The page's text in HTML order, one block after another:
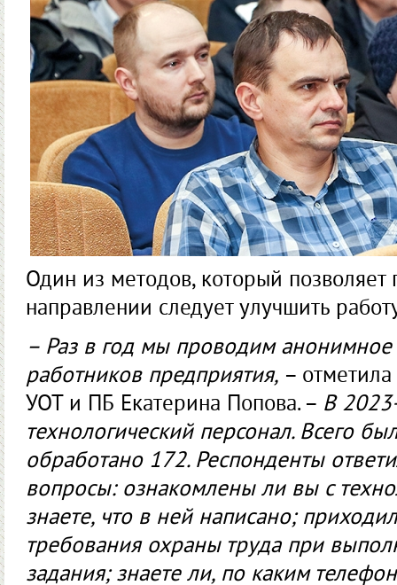
Один из методов, который позволяет
направлении следует улучшить
– Раз в год мы проводим анонимное
работников предприятия, –
УОТ и ПБ Екатерина Попова. – В
технологический персонал. Всего
обработано 172. Респонденты
вопросы: ознакомлены ли вы с
знаете, что в ней написано;
требования охраны труда при
задания; знаете ли, по каким